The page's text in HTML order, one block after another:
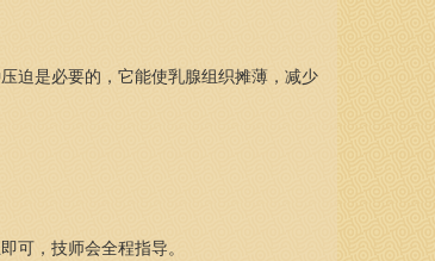
迫是必要的，它能使乳腺组织摊薄，减少
可，技师会全程指导。